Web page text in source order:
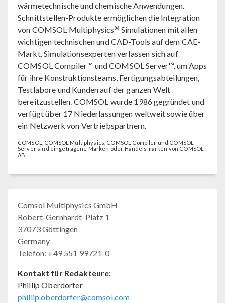
wärmetechnische und chemische Anwendungen.
Schnittstellen-Produkte ermöglichen die Integration
von COMSOL Multiphysics® Simulationen mit allen
wichtigen technischen und CAD-Tools auf dem CAE-
Markt. Simulationsexperten verlassen sich auf
COMSOL Compiler™ und COMSOL Server™, um Apps
für ihre Konstruktionsteams, Fertigungsabteilungen,
Testlabore und Kunden auf der ganzen Welt
bereitzustellen. COMSOL wurde 1986 gegründet und
verfügt über 17 Niederlassungen weltweit sowie über
ein Netzwerk von Vertriebspartnern.
COMSOL, COMSOL Multiphysics, COMSOL Compiler und COMSOL
Server sind eingetragene Marken oder Handelsmarken von COMSOL
AB.
Comsol Multiphysics GmbH
Robert-Gernhardt-Platz 1
37073 Göttingen
Germany
Telefon: +49 551 99721-0
Kontakt für Redakteure:
Phillip Oberdorfer
phillip.oberdorfer@comsol.com